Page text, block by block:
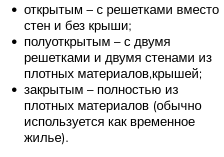
открытым – с решетками вместо
стен и без крыши;
полуоткрытым – с двумя
решетками и двумя стенами из
плотных материалов,крышей;
закрытым – полностью из
плотных материалов (обычно
используется как временное
жилье).